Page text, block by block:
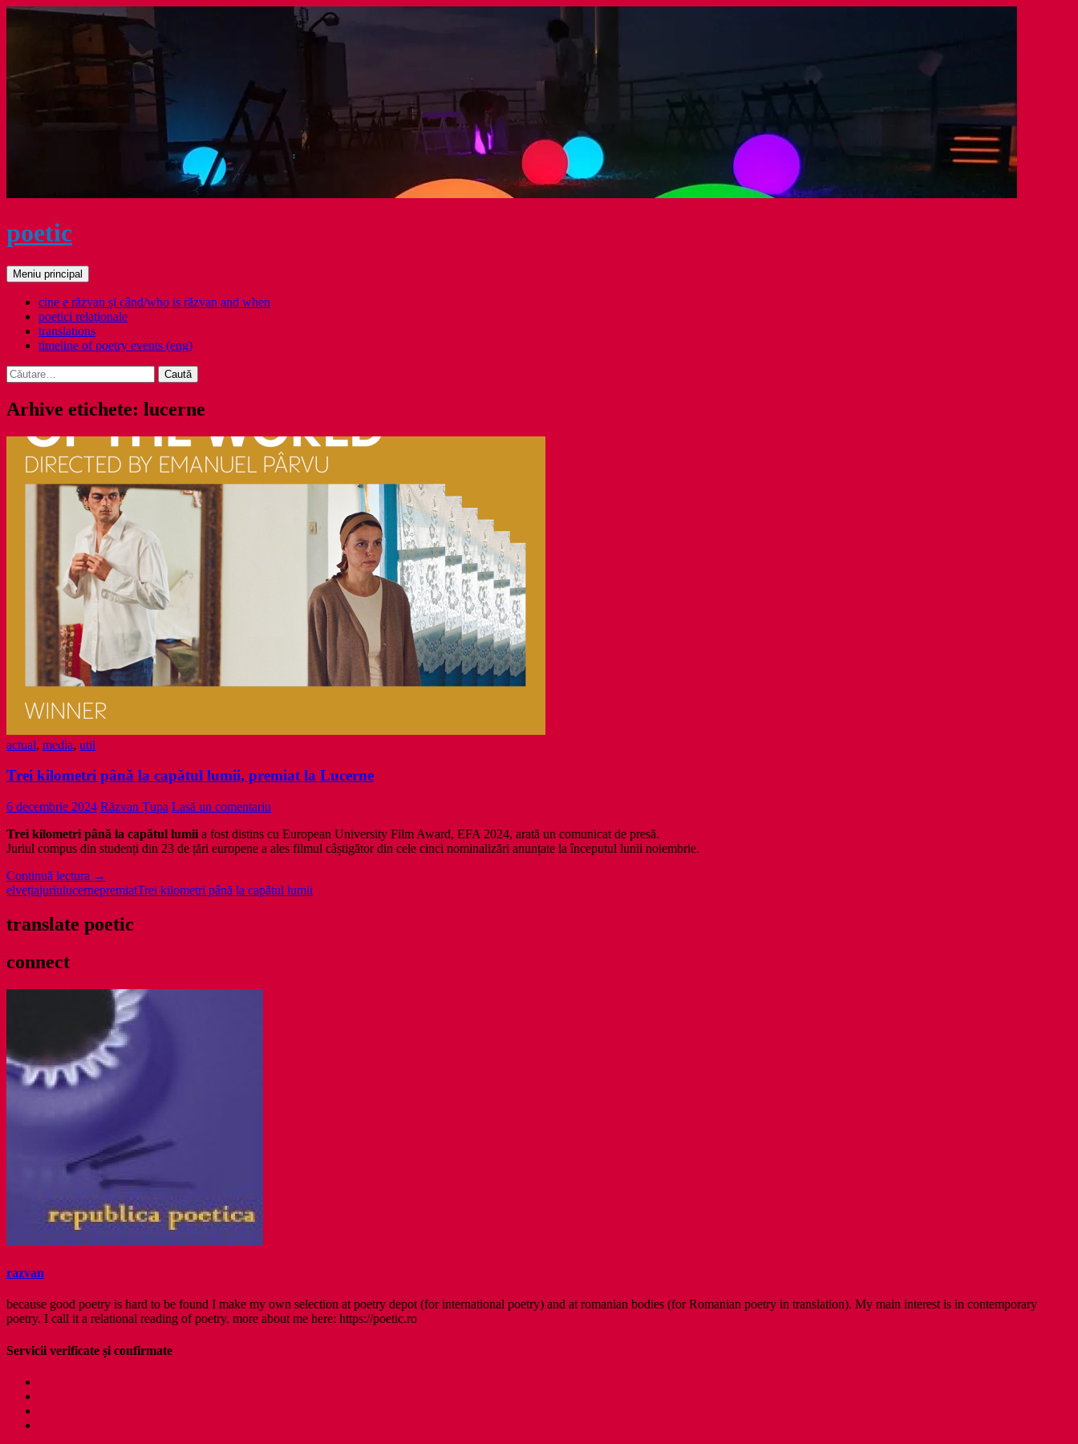
Sari
poetic
Caută
Meniu principal
cine e răzvan și când/who is răzvan and when
poetici relaţionale
translations
timeline of poetry events (eng)
Caută
după:
Arhive etichete: lucerne
actual, media, util
Trei kilometri până la capătul lumii, premiat la Lucerne
6 decembrie 2024 Răzvan Țupa Lasă un comentariu
Trei kilometri până la capătul lumii a fost distins cu European University Film Award, EFA 2024, arată un comunicat de presă.
Juriul compus din studenți din 23 de țări europene a ales filmul câștigător din cele cinci nominalizări anunțate la începutul lunii noiembrie.
Continuă lectura Trei
kilometri
capătul
Lucerne
→
elvețiajuriulucernepremiatTrei kilometri până la capătul lumii
translate poetic
connect
razvan
because good poetry is hard to be found I make my own selection at poetry depot (for international poetry) and at romanian bodies (for Romanian poetry in translation). My main interest is in contemporary
poetry. I call it a relational reading of poetry. more about me here: https://poetic.ro
Servicii verificate și confirmate